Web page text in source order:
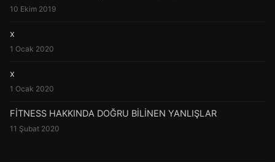
10 Ekim 2019
x
1 Ocak 2020
x
1 Ocak 2020
FİTNESS HAKKINDA DOĞRU BİLİNEN YANLIŞLAR
11 Şubat 2020